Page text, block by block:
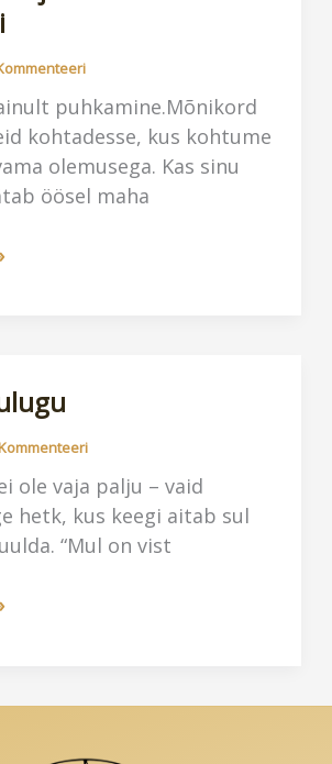
puhkamine.Mõnikord
kohtadesse, kus kohtume
olemusega. Kas sinu
öösel maha
ole vaja palju – vaid
hetk, kus keegi aitab sul
“Mul on vist